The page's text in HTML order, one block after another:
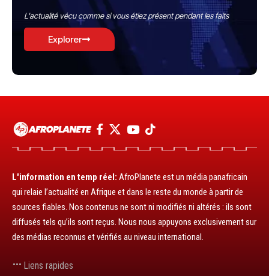
L'actualité vécu comme si vous étiez présent pendant les faits
Explorer
L'information en temp réel: AfroPlanete est un média panafricain
qui relaie l’actualité en Afrique et dans le reste du monde à partir de
sources fiables. Nos contenus ne sont ni modifiés ni altérés : ils sont
diffusés tels qu’ils sont reçus. Nous nous appuyons exclusivement sur
des médias reconnus et vérifiés au niveau international.
Liens rapides